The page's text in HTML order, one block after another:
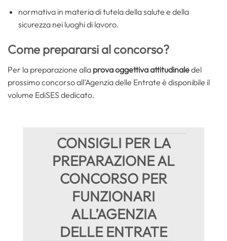
normativa in materia di tutela della salute e della
sicurezza nei luoghi di lavoro.
Come prepararsi al concorso?
Per la preparazione alla prova oggettiva attitudinaledel
prossimo concorso all’Agenzia delle Entrate è disponibile il
volume EdiSES dedicato.
CONSIGLI PER LA
PREPARAZIONE AL
CONCORSO PER
FUNZIONARI
ALL’AGENZIA
DELLE ENTRATE